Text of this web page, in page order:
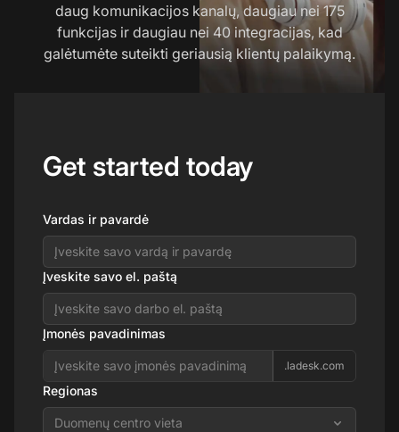
daug komunikacijos kanalų, daugiau nei 175
funkcijas ir daugiau nei 40 integracijas, kad
galėtumėte suteikti geriausią klientų palaikymą.
Get started today
Vardas ir pavardė
Įveskite savo el. paštą
Įmonės pavadinimas
.ladesk.com
Regionas
Duomenų centro vieta